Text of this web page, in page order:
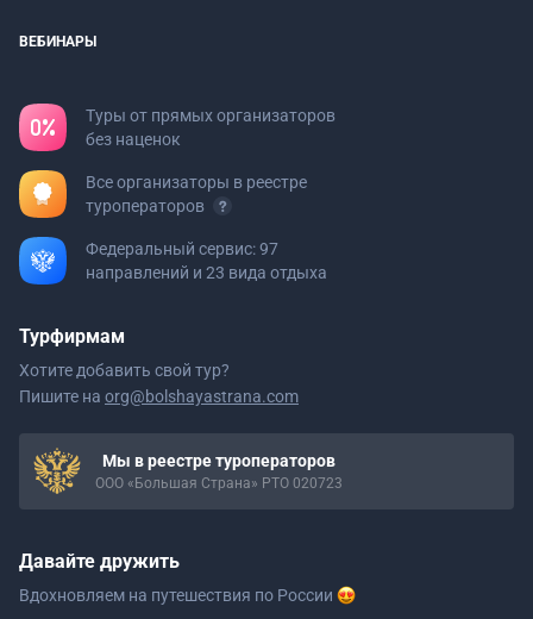
ВЕБИНАРЫ
Туры от прямых организаторов
без наценок
Все организаторы в реестре
туроператоров
Федеральный сервис: 97
направлений и 23 вида отдыха
Турфирмам
Хотите добавить свой тур?
Пишите на org@bolshayastrana.com
Мы в реестре туроператоров
ООО «Большая Страна» РТО 020723
Давайте дружить
Вдохновляем на путешествия по России